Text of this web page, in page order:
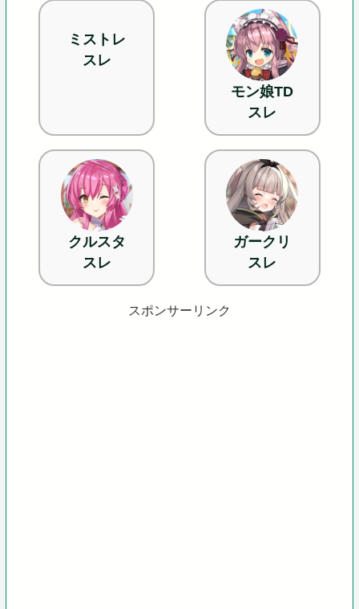
ミストレ
スレ
モン娘TD
スレ
クルスタ
スレ
ガークリ
スレ
スポンサーリンク